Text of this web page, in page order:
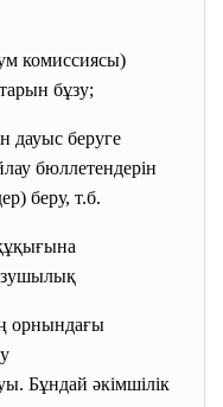
комиссиясы)
бұзу;
дауыс беруге
бюллетендерін
беру, т.б.
орнындағы
Бұндай әкімшілік